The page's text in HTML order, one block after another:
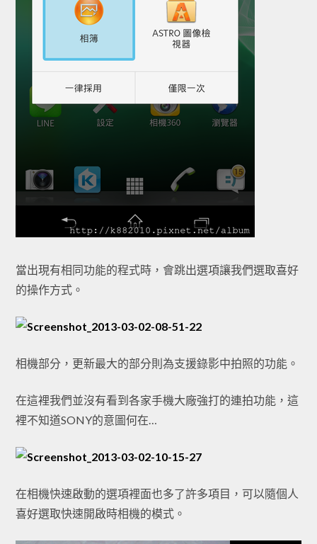
當出現有相同功能的程式時，會跳出選項讓我們選取喜好
的操作方式。
相機部分，更新最大的部分則為支援錄影中拍照的功能。
在這裡我們並沒有看到各家手機大廠強打的連拍功能，這
裡不知道SONY的意圖何在…
在相機快速啟動的選項裡面也多了許多項目，可以隨個人
喜好選取快速開啟時相機的模式。